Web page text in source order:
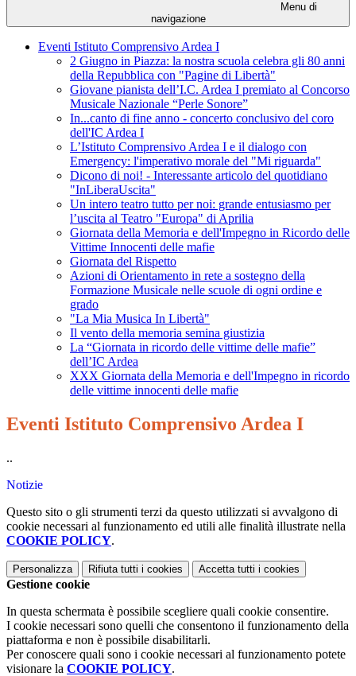
Menu di
navigazione
Eventi Istituto Comprensivo Ardea I
2 Giugno in Piazza: la nostra scuola celebra gli 80 anni
della Repubblica con "Pagine di Libertà"
Giovane pianista dell’I.C. Ardea I premiato al Concorso
Musicale Nazionale “Perle Sonore”
In...canto di fine anno - concerto conclusivo del coro
dell'IC Ardea I
L’Istituto Comprensivo Ardea I e il dialogo con
Emergency: l'imperativo morale del "Mi riguarda"
Dicono di noi! - Interessante articolo del quotidiano
"InLiberaUscita"
Un intero teatro tutto per noi: grande entusiasmo per
l’uscita al Teatro "Europa" di Aprilia
Giornata della Memoria e dell'Impegno in Ricordo delle
Vittime Innocenti delle mafie
Giornata del Rispetto
Azioni di Orientamento in rete a sostegno della
Formazione Musicale nelle scuole di ogni ordine e
grado
"La Mia Musica In Libertà"
Il vento della memoria semina giustizia
La “Giornata in ricordo delle vittime delle mafie”
dell’IC Ardea
XXX Giornata della Memoria e dell'Impegno in ricordo
delle vittime innocenti delle mafie
Eventi Istituto Comprensivo Ardea I
..
Notizie
Questo sito o gli strumenti terzi da questo utilizzati si avvalgono di
cookie necessari al funzionamento ed utili alle finalità illustrate nella
COOKIE POLICY.
Personalizza Rifiuta tutti i cookies Accetta tutti i cookies
Gestione cookie
In questa schermata è possibile scegliere quali cookie consentire.
I cookie necessari sono quelli che consentono il funzionamento della
piattaforma e non è possibile disabilitarli.
Per conoscere quali sono i cookie necessari al funzionamento potete
visionare la COOKIE POLICY.